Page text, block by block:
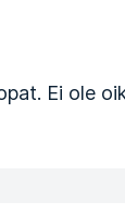
Ei ole